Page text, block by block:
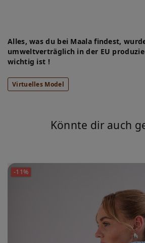
Alles, was du bei Maala findest,
umweltverträglich in der EU
wichtig ist !
Virtuelles Model
Könnte dir auch
-11%